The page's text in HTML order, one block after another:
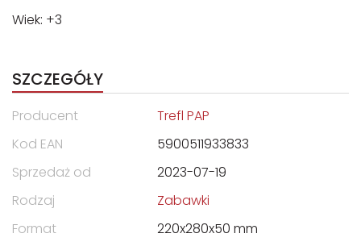
Wiek: +3
SZCZEGÓŁY
Producent
Trefl PAP
Kod EAN
5900511933833
Sprzedaż od
2023-07-19
Rodzaj
Zabawki
Format
220x280x50 mm